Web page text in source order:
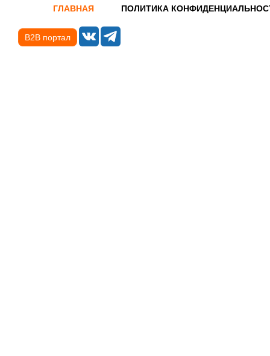
ГЛАВНАЯ ПОЛИТИКА
B2B портал